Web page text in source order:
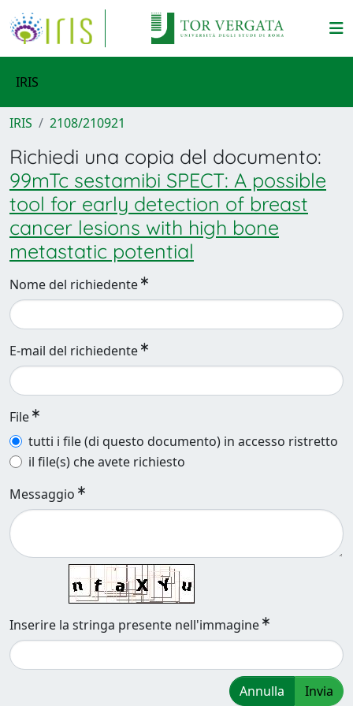
IRIS
IRIS 2108/210921
Richiedi una copia del documento:
99mTc sestamibi SPECT: A possible
tool for early detection of breast
cancer lesions with high bone
metastatic potential
Nome del richiedente
E-mail del richiedente
File
tutti i file (di questo documento) in accesso ristretto
il file(s) che avete richiesto
Messaggio
Inserire la stringa presente nell'immagine
Annulla Invia